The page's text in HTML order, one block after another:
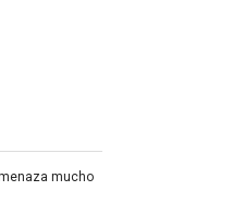
mucho